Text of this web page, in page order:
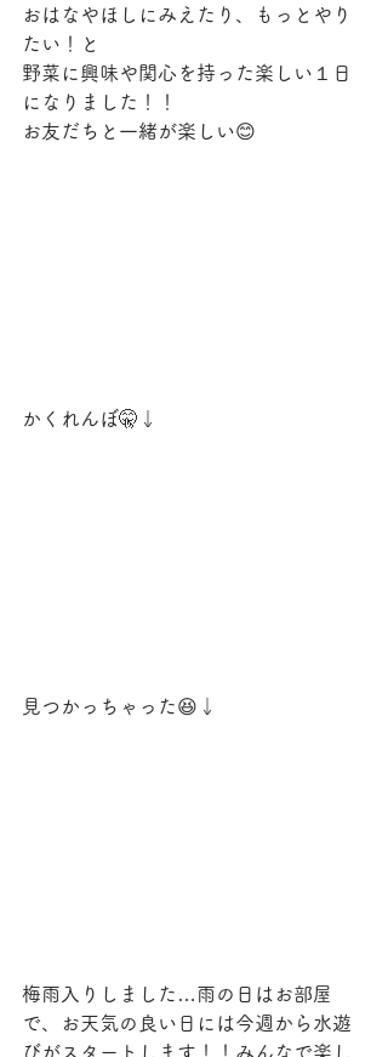
おはなやほしにみえたり、もっとやり
たい！と
野菜に興味や関心を持った楽しい１日
になりました！！
お友だちと一緒が楽しい😊
かくれんぼ🤫↓
見つかっちゃった😆↓
梅雨入りしました…雨の日はお部屋
で、お天気の良い日には今週から水遊
びがスタートします！！みんなで楽し